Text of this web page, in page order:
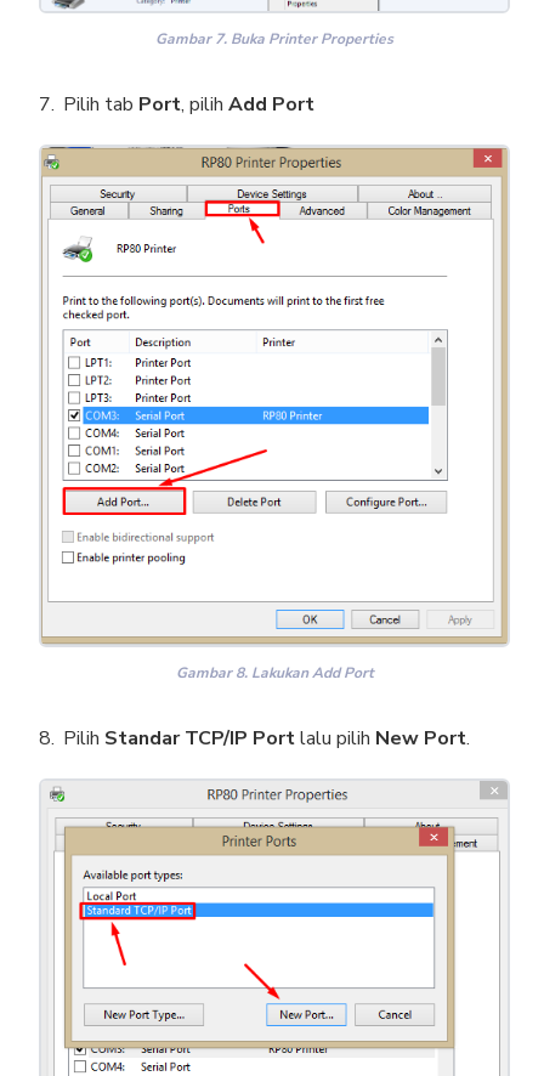
Gambar 7. Buka Printer Properties
Pilih tab Port, pilih Add Port
Gambar 8. Lakukan Add Port
Pilih Standar TCP/IP Portlalu pilih New Port.